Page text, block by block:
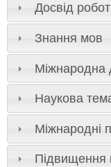
Досвід
Знання мов
Міжнародна
Наукова
Міжнародні
Підвищення